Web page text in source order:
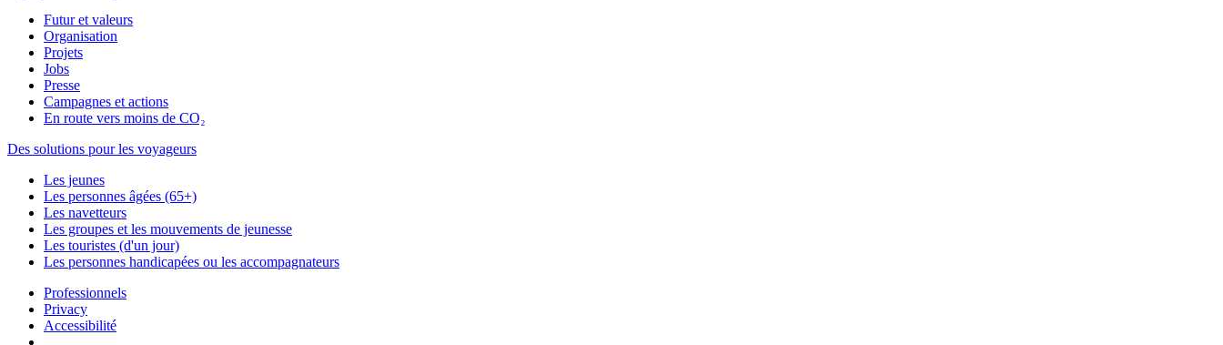
Futur et valeurs
Organisation
Projets
Jobs
Presse
Campagnes et actions
En route vers moins de CO₂
Des solutions pour les voyageurs
Les jeunes
Les personnes âgées (65+)
Les navetteurs
Les groupes et les mouvements de jeunesse
Les touristes (d'un jour)
Les personnes handicapées ou les accompagnateurs
Professionnels
Privacy
Accessibilité